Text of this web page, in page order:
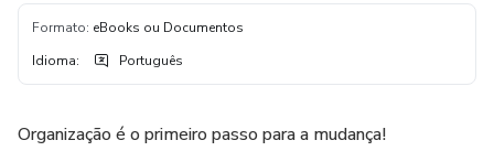
Formato: eBooks ou Documentos
Idioma: Português
Organização é o primeiro passo para a mudança!